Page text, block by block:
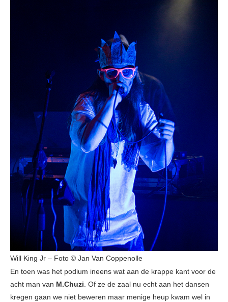
Will King Jr – Foto © Jan Van Coppenolle
En toen was het podium ineens wat aan de krappe kant voor de
acht man van M.Chuzi. Of ze de zaal nu echt aan het dansen
kregen gaan we niet beweren maar menige heup kwam wel in